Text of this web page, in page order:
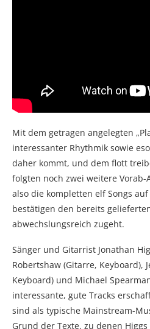
Mit dem getragen angelegten
interessanter Rhythmik sowie
daher kommt, und dem flott
folgten noch zwei weitere
also die kompletten elf Songs
bestätigen den bereits
abwechslungsreich zugeht.
Sänger und Gitarrist Jonathan
Robertshaw (Gitarre, Keyboard),
Keyboard) und Michael
interessante, gute Tracks
sind als typische Mainstream-
Grund der Texte, zu denen